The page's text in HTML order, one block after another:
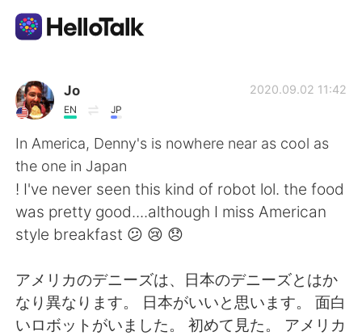
Language Exchange App
AI Grammar Checker
English
简体中文 繁體中文
Español العربية
Français Deutsch
Jo
EN JP
2020.09.02 11:42
In America, Denny's is nowhere near as cool as
the one in Japan
! I've never seen this kind of robot lol. the food
was pretty good....although I miss American
style breakfast 😕 😢 😞
アメリカのデニーズは、日本のデニーズとはか
なり異なります。 日本がいいと思います。 面白
いロボットがいました。 初めて見た。 アメリカ